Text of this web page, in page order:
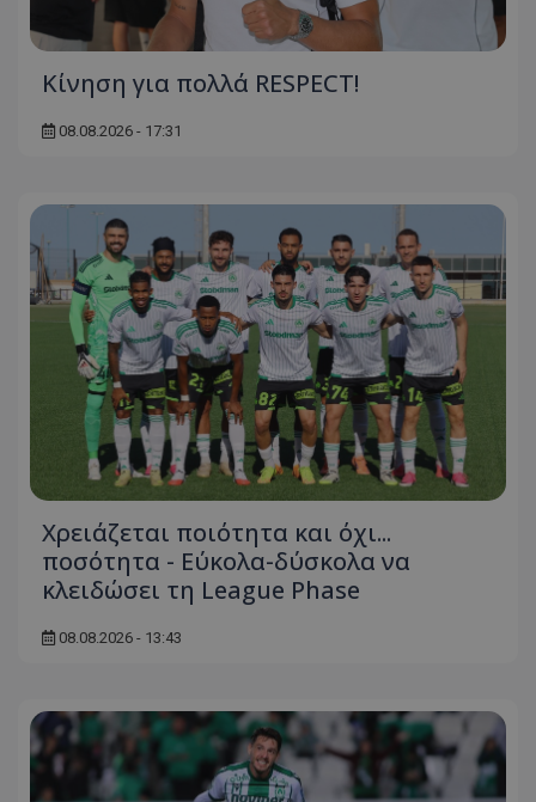
Κίνηση για πολλά RESPECT!
08.08.2026 - 17:31
Χρειάζεται ποιότητα και όχι...
ποσότητα - Εύκολα-δύσκολα να
κλειδώσει τη League Phase
08.08.2026 - 13:43